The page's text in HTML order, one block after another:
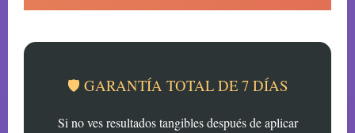
🛡️ GARANTÍA TOTAL DE 7 DÍAS
Si no ves resultados tangibles después de aplicar